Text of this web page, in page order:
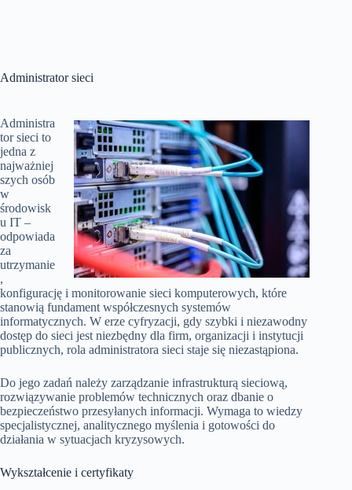
Administrator sieci
Administra
tor sieci to
jedna z
najważniej
szych osób
w
środowisk
u IT –
odpowiada
za
utrzymanie
,
konfigurację i monitorowanie sieci komputerowych, które
stanowią fundament współczesnych systemów
informatycznych. W erze cyfryzacji, gdy szybki i niezawodny
dostęp do sieci jest niezbędny dla firm, organizacji i instytucji
publicznych, rola administratora sieci staje się niezastąpiona.
Do jego zadań należy zarządzanie infrastrukturą sieciową,
rozwiązywanie problemów technicznych oraz dbanie o
bezpieczeństwo przesyłanych informacji. Wymaga to wiedzy
specjalistycznej, analitycznego myślenia i gotowości do
działania w sytuacjach kryzysowych.
Wykształcenie i certyfikaty